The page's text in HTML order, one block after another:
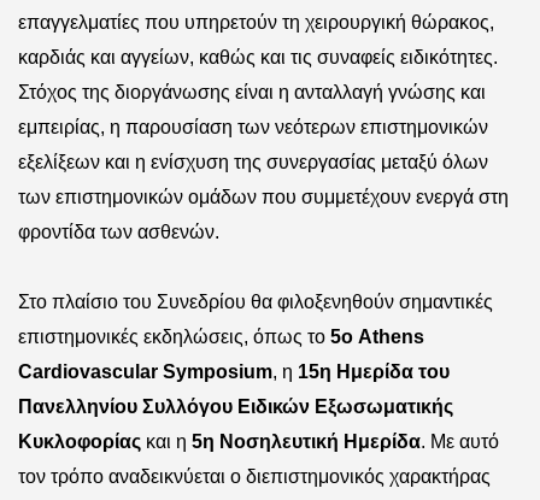
επαγγελματίες που υπηρετούν τη χειρουργική θώρακος,
καρδιάς και αγγείων, καθώς και τις συναφείς ειδικότητες.
Στόχος της διοργάνωσης είναι η ανταλλαγή γνώσης και
εμπειρίας, η παρουσίαση των νεότερων επιστημονικών
εξελίξεων και η ενίσχυση της συνεργασίας μεταξύ όλων
των επιστημονικών ομάδων που συμμετέχουν ενεργά στη
φροντίδα των ασθενών.
Στο πλαίσιο του Συνεδρίου θα φιλοξενηθούν σημαντικές
επιστημονικές εκδηλώσεις, όπως το 5ο Athens
Cardiovascular Symposium, η 15η Ημερίδα του
Πανελληνίου Συλλόγου Ειδικών Εξωσωματικής
Κυκλοφορίας και η 5η Νοσηλευτική Ημερίδα. Με αυτό
τον τρόπο αναδεικνύεται ο διεπιστημονικός χαρακτήρας